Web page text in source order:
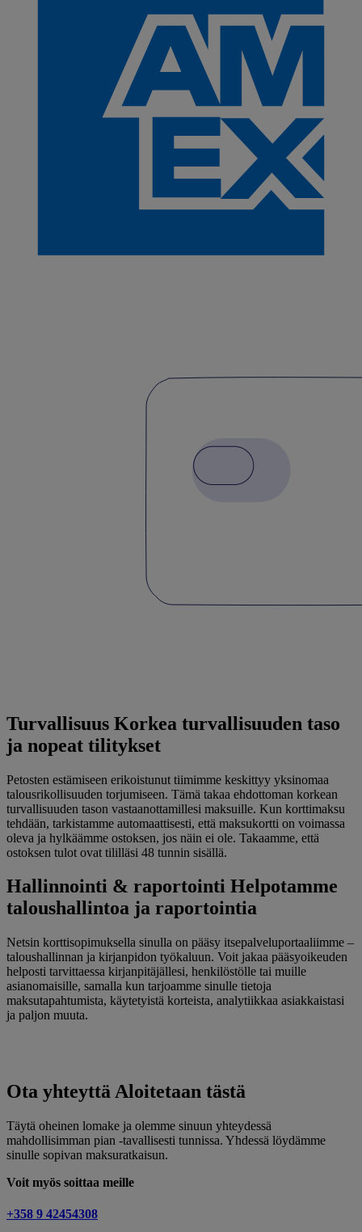
Turvallisuus Korkea turvallisuuden taso
ja nopeat tilitykset
Petosten estämiseen erikoistunut tiimimme keskittyy yksinomaa
talousrikollisuuden torjumiseen. Tämä takaa ehdottoman korkean
turvallisuuden tason vastaanottamillesi maksuille. Kun korttimaksu
tehdään, tarkistamme automaattisesti, että maksukortti on voimassa
oleva ja hylkäämme ostoksen, jos näin ei ole. Takaamme, että
ostoksen tulot ovat tililläsi 48 tunnin sisällä.
Hallinnointi & raportointi Helpotamme
taloushallintoa ja raportointia
Netsin korttisopimuksella sinulla on pääsy itsepalveluportaaliimme –
taloushallinnan ja kirjanpidon työkaluun. Voit jakaa pääsyoikeuden
helposti tarvittaessa kirjanpitäjällesi, henkilöstölle tai muille
asianomaisille, samalla kun tarjoamme sinulle tietoja
maksutapahtumista, käytetyistä korteista, analytiikkaa asiakkaistasi
ja paljon muuta.
Ota yhteyttäAloitetaan tästä
Täytä oheinen lomake ja olemme sinuun yhteydessä
mahdollisimman pian -tavallisesti tunnissa. Yhdessä löydämme
sinulle sopivan maksuratkaisun.
Voit myös soittaa meille
+358 9 42454308